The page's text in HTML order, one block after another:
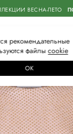
ВЕСНА-ЛЕТО
Топы
рекомендательные
файлысооkiе
ОК